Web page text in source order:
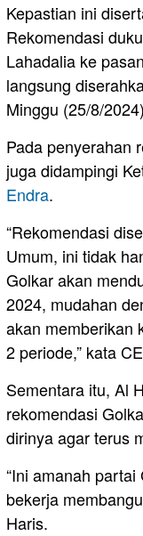
Kepastian ini
Rekomendasi
Lahadalia ke
langsung
Minggu (25/8/
Pada penyerahan
juga didampingi
Endra.
“Rekomendasi
Umum, ini tidak
Golkar akan
2024, mudahan
akan memberikan
2 periode,” kata
Sementara itu, Al
rekomendasi
dirinya agar terus
“Ini amanah
bekerja
Haris.